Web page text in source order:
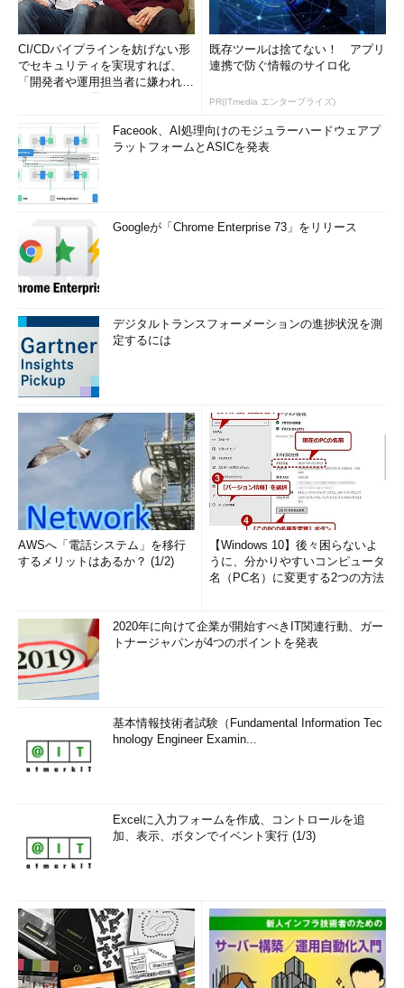
CI/CDパイプラインを妨げない形
でセキュリティを実現すれば、
「開発者や運用担当者に嫌われな
既存ツールは捨てない！ アプリ
連携で防ぐ情報のサイロ化
PR(ITmedia エンタープライズ)
Faceook、AI処理向けのモジュラーハードウェアプ
ラットフォームとASICを発表
Googleが「Chrome Enterprise 73」をリリース
デジタルトランスフォーメーションの進捗状況を測
定するには
AWSへ「電話システム」を移行
するメリットはあるか？ (1/2)
【Windows 10】後々困らないよ
うに、分かりやすいコンピュータ
名（PC名）に変更する2つの方法
2020年に向けて企業が開始すべきIT関連行動、ガー
トナージャパンが4つのポイントを発表
基本情報技術者試験（Fundamental Information Tec
hnology Engineer Examin...
Excelに入力フォームを作成、コントロールを追
加、表示、ボタンでイベント実行 (1/3)